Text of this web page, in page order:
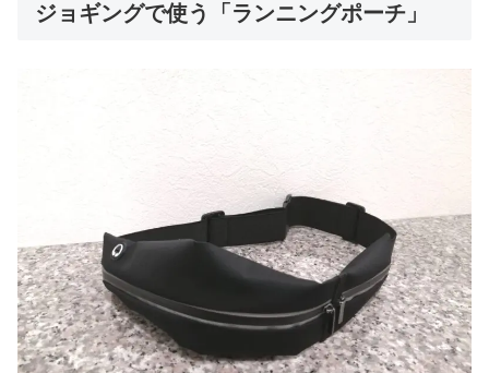
ジョギングで使う「ランニングポーチ」